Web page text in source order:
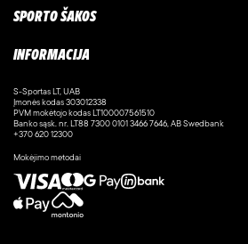
SPORTO ŠAKOS
INFORMACIJA
S-Sportas LT, UAB
Įmonės kodas 303012338
PVM mokėtojo kodas LT100007561510
Banko sąsk. nr. LT88 7300 0101 3466 7646, AB Swedbank
+370 620 12300
Mokėjimo metodai